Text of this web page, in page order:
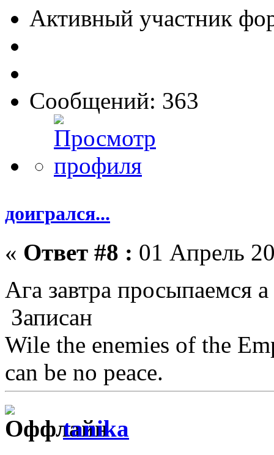
Активный участник
Сообщений: 363
доигрался...
« Ответ #8 : 01 Апрель
Ага завтра просыпаемся
Записан
Wile the enemies of the
can be no peace.
tanika